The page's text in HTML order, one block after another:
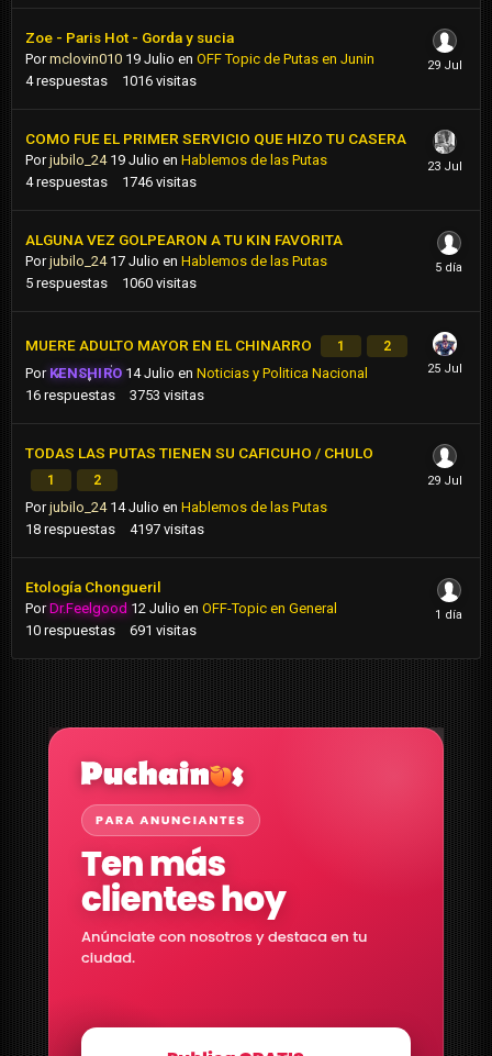
Zoe - Paris Hot - Gorda y sucia
Pormclovin010 19 Julio en OFF Topic de Putas en Junin
4 respuestas 1016 visitas
COMO FUE EL PRIMER SERVICIO QUE HIZO TU CASERA
Porjubilo_24 19 Julio en Hablemos de las Putas
4 respuestas 1746 visitas
ALGUNA VEZ GOLPEARON A TU KIN FAVORITA
Porjubilo_24 17 Julio en Hablemos de las Putas
5 respuestas 1060 visitas
MUERE ADULTO MAYOR EN EL CHINARRO 1 2
Por KENSHIRO 14 Julio enNoticias y Politica Nacional
16 respuestas 3753 visitas
TODAS LAS PUTAS TIENEN SU CAFICUHO / CHULO
1 2
Porjubilo_24 14 Julio en Hablemos de las Putas
18 respuestas 4197 visitas
Etología Chongueril
PorDr.Feelgood 12 Julio en OFF-Topic en General
10 respuestas 691 visitas